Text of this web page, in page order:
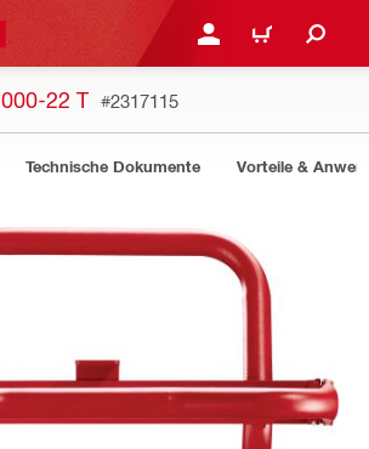
ANMELDEN ODER
WARENKORB
22 T #2317115
Technische Dokumente Vorteile &